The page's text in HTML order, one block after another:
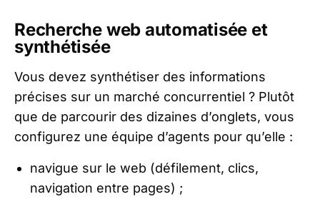
Recherche web automatisée et
synthétisée
Vous devez synthétiser des informations
précises sur un marché concurrentiel ? Plutôt
que de parcourir des dizaines d’onglets, vous
configurez une équipe d’agents pour qu’elle :
navigue sur le web (défilement, clics,
navigation entre pages) ;